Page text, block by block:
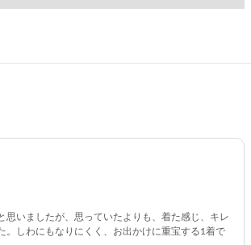
思いましたが、思っていたよりも、着た感じ、キレ
。しわにもなりにくく、お出かけに重宝する1着で